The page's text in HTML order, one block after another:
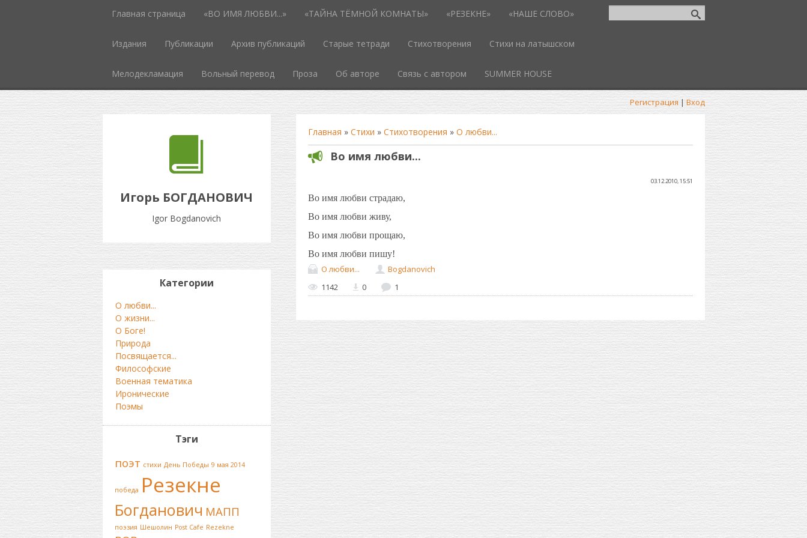
Главная страница «ВО ИМЯ ЛЮБВИ...» «ТАЙНА ТЁМНОЙ КОМНАТЫ» «РЕЗЕКНЕ» «НАШЕ СЛОВО»
Издания Публикации Архив публикаций Старые тетради Стихотворения Стихи на латышском
Мелодекламация Вольный перевод Проза Об авторе Связь с автором SUMMER HOUSE
Регистрация | Вход
Игорь БОГДАНОВИЧ
Igor Bogdanovich
Главная » Стихи » Стихотворения » О любви...
Во имя любви...
03.12.2010, 15:51
Во имя любви страдаю,
Во имя любви живу,
Во имя любви прощаю,
Во имя любви пишу!
О любви...
Bogdanovich
1142
0 1
Категории
О любви...
О жизни...
О Боге!
Природа
Посвящается...
Философские
Военная тематика
Иронические
Поэмы
Тэги
поэт стихи День Победы 9 мая 2014
победа Резекне
Богданович МАПП
поэзия Шешолин Post Cafe Rezekne